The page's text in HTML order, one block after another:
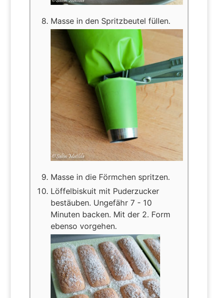
Masse in den Spritzbeutel füllen.
Masse in die Förmchen spritzen.
Löffelbiskuit mit Puderzucker
bestäuben. Ungefähr 7 - 10
Minuten backen. Mit der 2. Form
ebenso vorgehen.